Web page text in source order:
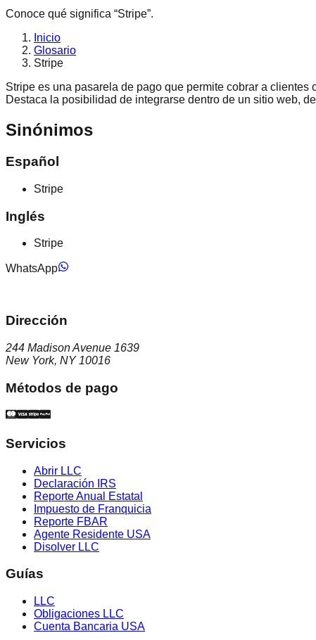
Conoce qué significa “Stripe”.
Inicio
Glosario
Stripe
Stripe es una pasarela de pago que permite cobrar a
Destaca la posibilidad de integrarse dentro de un sitio web,
Sinónimos
Español
Stripe
Inglés
Stripe
WhatsApp
Dirección
244 Madison Avenue 1639
New York, NY 10016
Métodos de pago
Servicios
Abrir LLC
Declaración IRS
Reporte Anual Estatal
Impuesto de Franquicia
Reporte FBAR
Agente Residente USA
Disolver LLC
Guías
LLC
Obligaciones LLC
Cuenta Bancaria USA